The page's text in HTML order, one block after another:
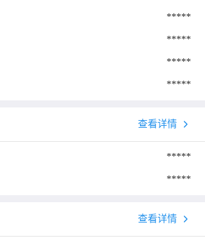
*****
*****
*****
*****
查看详情
*****
*****
查看详情